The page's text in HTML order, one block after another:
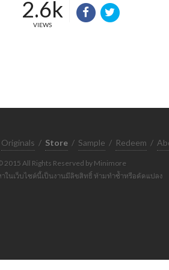
2.6k
VIEWS
Originals / Store / Sample / Redeem /
2015 All Rights Reserved by Minimore
าในเว็บไซต์นี้เป็นงานมีลิขสิทธิ์ ห้ามทำซ้ำหรือดัดแปลง